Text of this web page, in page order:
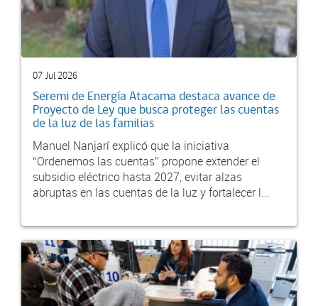
07 Jul 2026
Seremi de Energía Atacama destaca avance de
Proyecto de Ley que busca proteger las cuentas
de la luz de las familias
Manuel Nanjarí explicó que la iniciativa
“Ordenemos las cuentas” propone extender el
subsidio eléctrico hasta 2027, evitar alzas
abruptas en las cuentas de la luz y fortalecer l...